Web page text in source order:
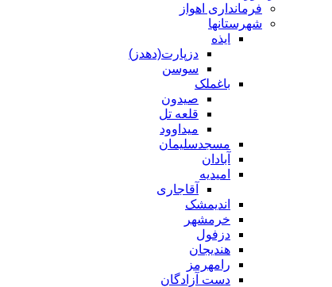
فرمانداری اهواز
شهرستانها
ایذه
دزپارت(دهدز)
سوسن
باغملک
صیدون
قلعه تل
میداوود
مسجدسلیمان
آبادان
امیدیه
آقاجاری
اندیمشک
خرمشهر
دزفول
هندیجان
رامهرمز
دست آزادگان